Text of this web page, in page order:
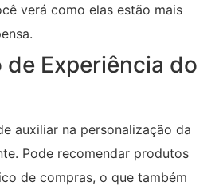
verá como elas estão mais
Experiência do
auxiliar na personalização da
Pode recomendar produtos
de compras, o que também